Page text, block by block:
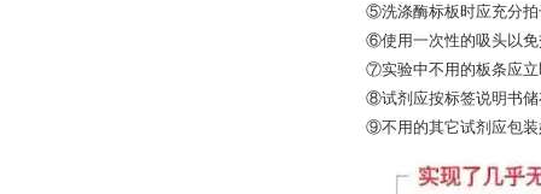
⑤洗涤酶标板时应充分拍
⑥使用一次性的吸头以免
⑦实验中不用的板条应立
⑧试剂应按标签说明书储
⑨不用的其它试剂应包装